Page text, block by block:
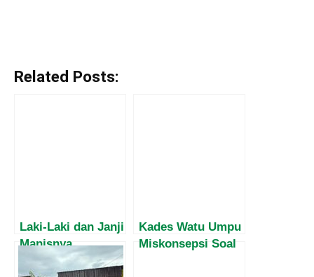
Related Posts:
Laki-Laki dan Janji
Manisnya
Kades Watu Umpu
Miskonsepsi Soal